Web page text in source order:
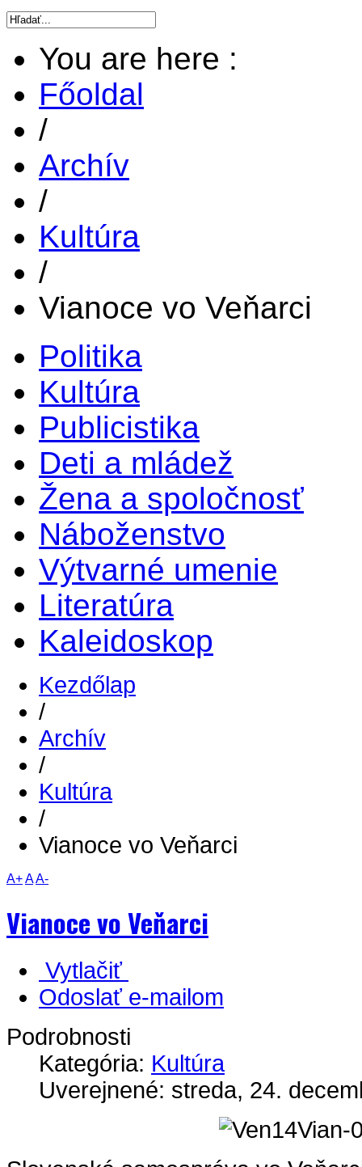
You are here :
Főoldal
/
Archív
/
Kultúra
/
Vianoce vo Veňarci
Politika
Kultúra
Publicistika
Deti a mládež
Žena a spoločnosť
Náboženstvo
Výtvarné umenie
Literatúra
Kaleidoskop
Kezdőlap
/
Archív
/
Kultúra
/
Vianoce vo Veňarci
A+AA-
Vianoce vo Veňarci
Vytlačiť
Odoslať e-mailom
Podrobnosti
Kategória: Kultúra
Uverejnené: streda, 24.